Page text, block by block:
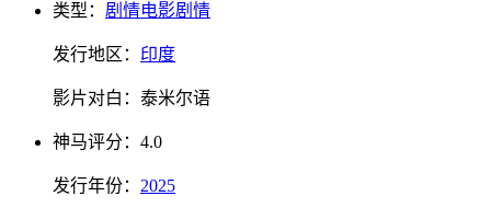
类型： 剧情电影剧情
发行地区： 印度
影片对白： 泰米尔语
神马评分： 4.0
发行年份： 2025